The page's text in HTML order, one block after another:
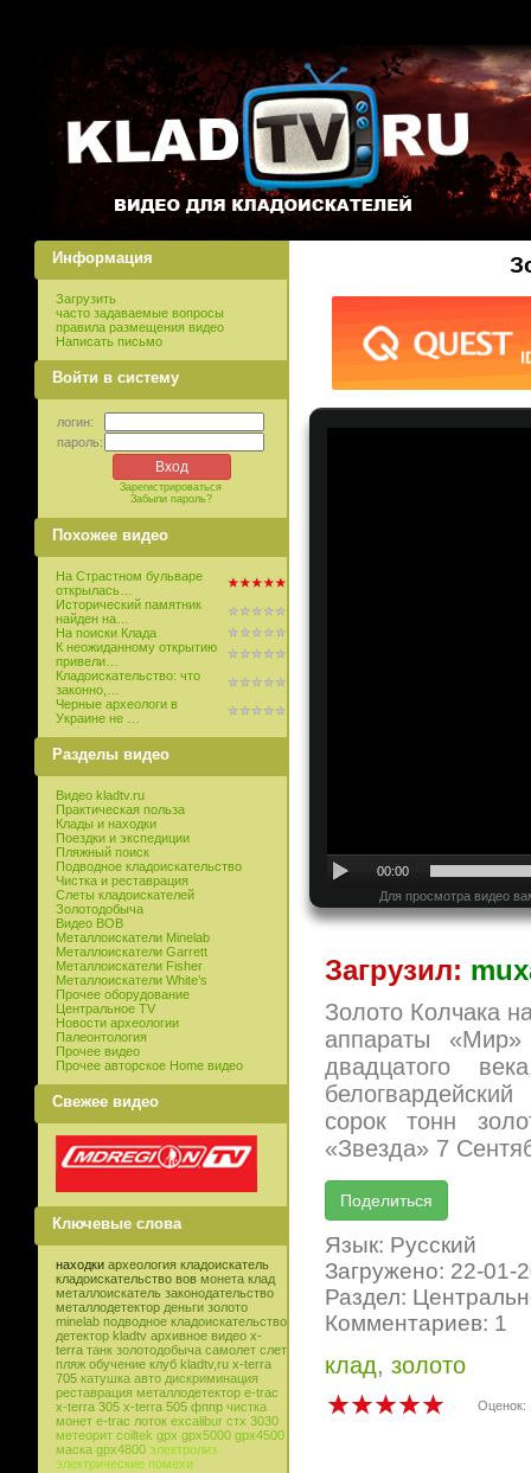
Информация
Загрузить
часто задаваемые вопросы
правила размещения видео
Написать письмо
Войти в систему
логин:
пароль:
Зарегистрироваться
Забыли пароль?
Похожее видео
На Страстном бульваре
открылась…
Исторический памятник
найден на…
На поиски Клада
К неожиданному открытию
привели…
Кладоискательство: что
законно,…
Черные археологи в
Украине не …
Разделы видео
Видео kladtv.ru
Практическая польза
Клады и находки
Поездки и экспедиции
Пляжный поиск
Подводное кладоискательство
Чистка и реставрация
Слеты кладоискателей
Золотодобыча
Видео ВОВ
Металлоискатели Minelab
Металлоискатели Garrett
Металлоискатели Fisher
Металлоискатели White’s
Прочее оборудование
Центральное TV
Новости археологии
Палеонтология
Прочее видео
Прочее авторское Home видео
Свежее видео
Ключевые слова
находки археология кладоискатель
кладоискательство вов монета клад
металлоискатель законодательство
металлодетектор деньги золото
minelab подводное кладоискательство
детектор kladtv архивное видео x-
terra танк золотодобыча самолет слет
пляж обучение клуб kladtv,ru x-terra
705 катушка авто дискриминация
реставрация металлодетектор e-trac
x-terra 305 x-terra 505 фппр чистка
монет e-trac лоток excalibur стх 3030
метеорит coiltek gpx gpx5000 gpx4500
маска gpx4800 электролиз
электрические помехи
00:00
Для просмотра видео
Загрузил:
Золото Колчака
аппараты
двадцатого
сорок тонн
«Звезда» 7
Язык: Русский
Загружено: 22-01-
Раздел:
Комментариев: 1
клад, золото
Оценок: